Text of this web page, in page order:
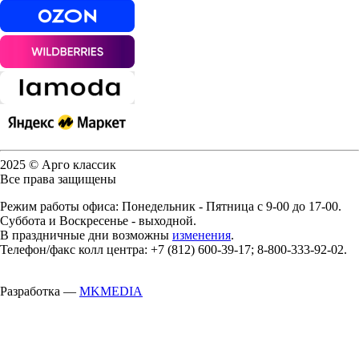
2025 © Арго классик
Все права защищены
Режим работы офиса: Понедельник - Пятница с 9-00 до 17-00.
Суббота и Воскресенье - выходной.
В праздничные дни возможны изменения.
Телефон/факс колл центра: +7 (812) 600-39-17; 8-800-333-92-02.
Разработка — MKMEDIA